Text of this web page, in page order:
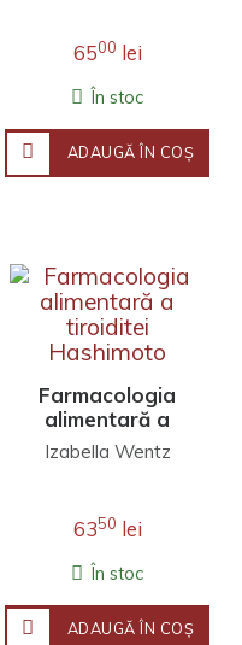
6500 lei
În stoc
ADAUGĂ ÎN COŞ
Farmacologia
alimentară a
tiroiditei
Izabella Wentz
6350 lei
În stoc
ADAUGĂ ÎN COŞ